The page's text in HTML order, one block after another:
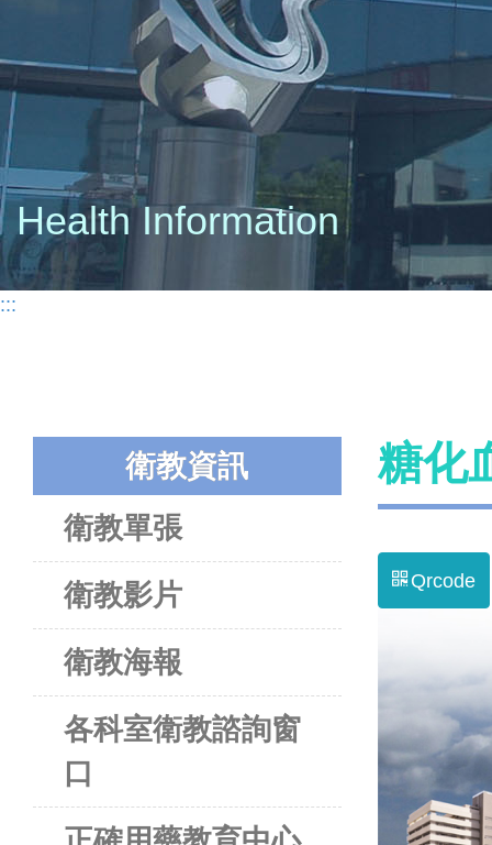
Health Information
:::
衛教資訊
衛教單張
衛教影片
衛教海報
各科室衛教諮詢窗
口
糖化
Qrcode